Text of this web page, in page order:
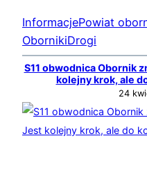
InformacjePowiat
ObornikiDrogi
S11 obwodnica Obornik
kolejny krok, ale
24